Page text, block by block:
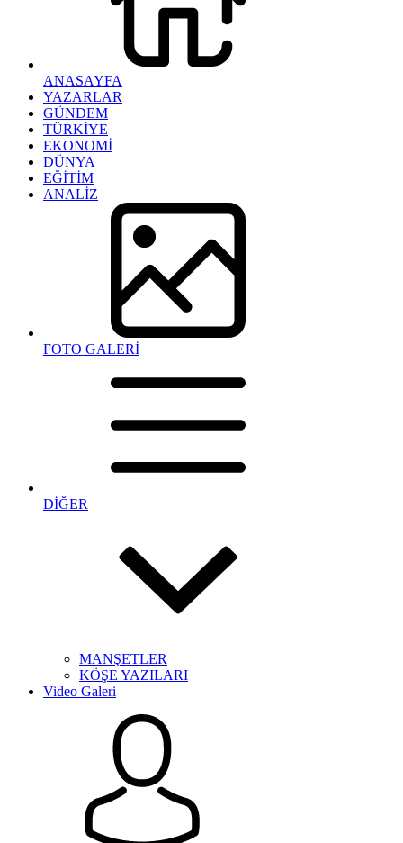
ANASAYFA
YAZARLAR
GÜNDEM
TÜRKİYE
EKONOMİ
DÜNYA
EĞİTİM
ANALİZ
FOTO GALERİ
DİĞER
MANŞETLER
KÖŞE YAZILARI
Video Galeri